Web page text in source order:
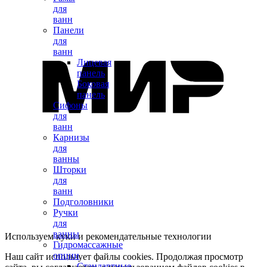
для
ванн
Панели
для
ванн
Лицевая
панель
Боковая
панель
Сифоны
для
ванн
Карнизы
для
ванны
Шторки
для
ванн
Подголовники
Ручки
для
ванны
Гидромассажные
опции
Используем куки и рекомендательные технологии
Наш сайт использует файлы cookies. Продолжая просмотр